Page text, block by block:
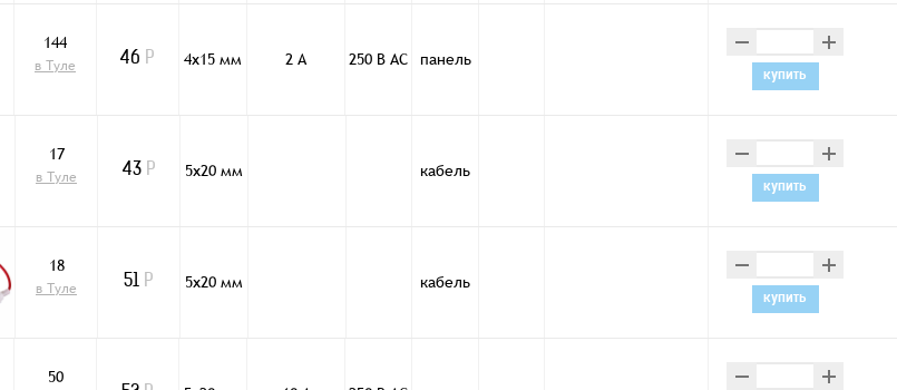
144
в Туле
46 Р 4х15 мм 2 А 250 В AC панель – +
купить
17
в Туле
43 Р 5х20 мм кабель – +
купить
18
в Туле
51 Р 5х20 мм кабель – +
купить
50 – +